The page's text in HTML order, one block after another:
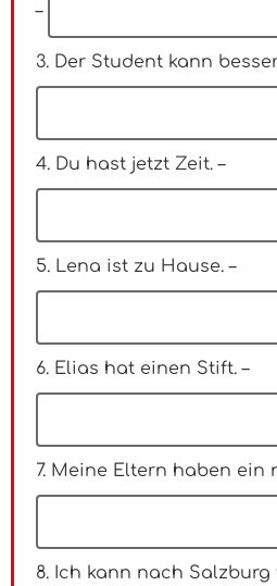
–
3. Der Student kann
4. Du hast jetzt Zeit. –
5. Lena ist zu Hause. –
6. Elias hat einen Stift. –
7. Meine Eltern haben ein
8. Ich kann nach Salzburg